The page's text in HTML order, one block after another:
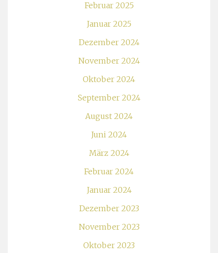
Februar 2025
Januar 2025
Dezember 2024
November 2024
Oktober 2024
September 2024
August 2024
Juni 2024
März 2024
Februar 2024
Januar 2024
Dezember 2023
November 2023
Oktober 2023